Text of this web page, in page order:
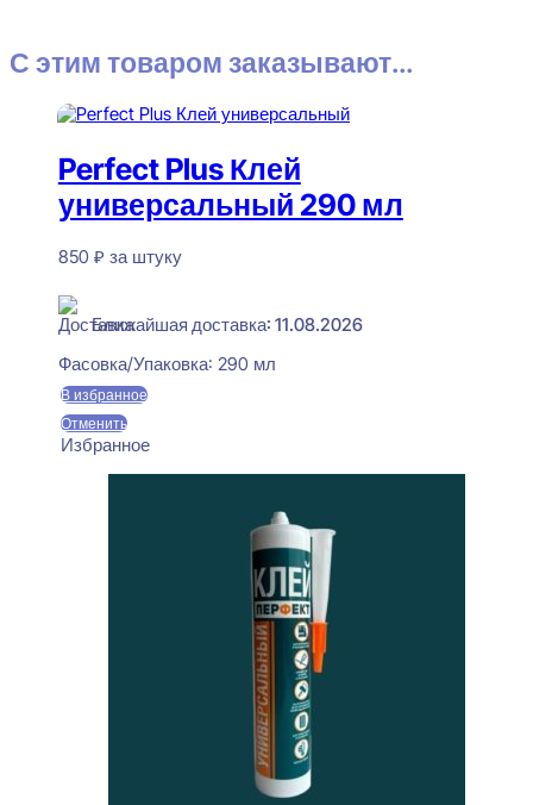
С этим товаром заказывают...
Perfect Plus Клей
универсальный 290 мл
850 ₽ за штуку
Ближайшая доставка: 11.08.2026
Фасовка/Упаковка: 290 мл
В избранное
Отменить
Избранное